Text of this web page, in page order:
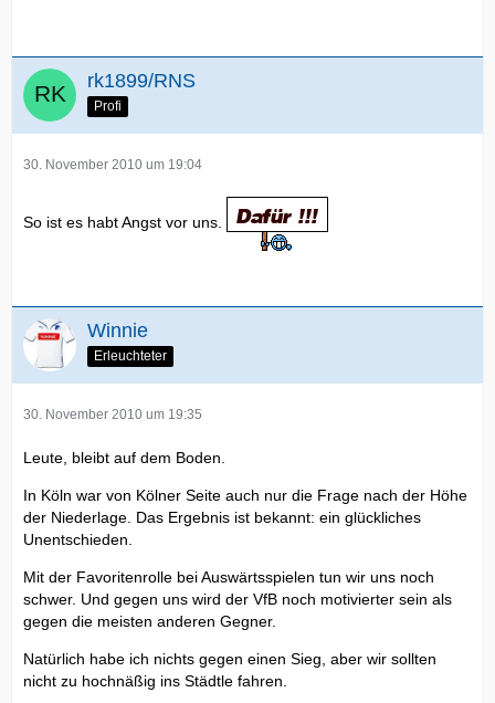
rk1899/RNS
Profi
30. November 2010 um 19:04
So ist es habt Angst vor uns.
Winnie
Erleuchteter
30. November 2010 um 19:35
Leute, bleibt auf dem Boden.
In Köln war von Kölner Seite auch nur die Frage nach der Höhe
der Niederlage. Das Ergebnis ist bekannt: ein glückliches
Unentschieden.
Mit der Favoritenrolle bei Auswärtsspielen tun wir uns noch
schwer. Und gegen uns wird der VfB noch motivierter sein als
gegen die meisten anderen Gegner.
Natürlich habe ich nichts gegen einen Sieg, aber wir sollten
nicht zu hochnäßig ins Städtle fahren.